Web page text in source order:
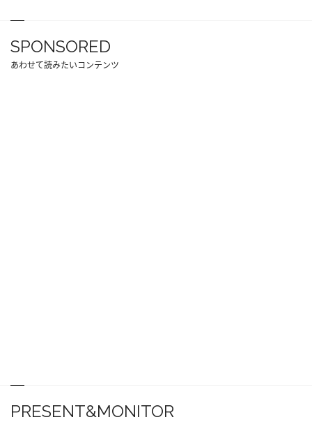
SPONSORED
あわせて読みたいコンテンツ
PRESENT&MONITOR